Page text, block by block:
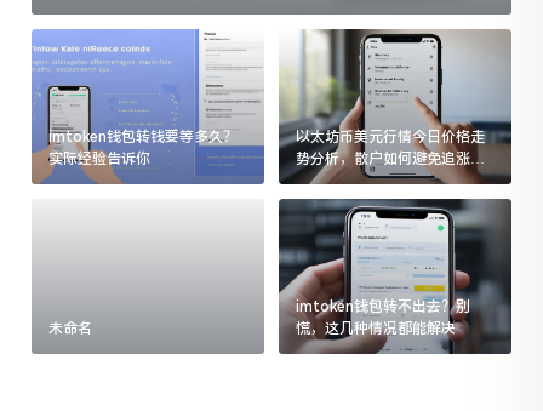
imtoken钱包转钱要等多久？
实际经验告诉你
以太坊币美元行情今日价格走
势分析，散户如何避免追涨杀
跌被套牢
未命名
imtoken钱包转不出去？别
慌，这几种情况都能解决